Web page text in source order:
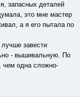
запасных деталей
это мне мастер
а я его пытала по
завести
- вышивальную. По
чем одна сложно-